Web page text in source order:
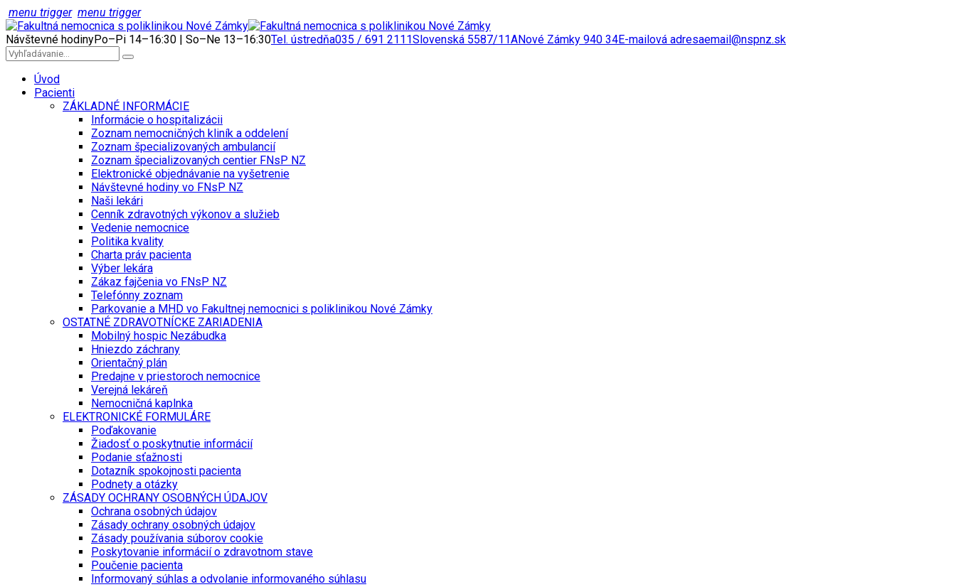
menu trigger menu trigger
Návštevné hodinyPo–Pi 14–16:30 | So–Ne 13–16:30Tel. ústredňa035 / 691 2111Slovenská 5587/11ANové Zámky 940 34E-mailová adresaemail@nspnz.sk
Úvod
Pacienti
ZÁKLADNÉ INFORMÁCIE
Informácie o hospitalizácii
Zoznam nemocničných kliník a oddelení
Zoznam špecializovaných ambulancií
Zoznam špecializovaných centier FNsP NZ
Elektronické objednávanie na vyšetrenie
Návštevné hodiny vo FNsP NZ
Naši lekári
Cenník zdravotných výkonov a služieb
Vedenie nemocnice
Politika kvality
Charta práv pacienta
Výber lekára
Zákaz fajčenia vo FNsP NZ
Telefónny zoznam
Parkovanie a MHD vo Fakultnej nemocnici s poliklinikou Nové Zámky
OSTATNÉ ZDRAVOTNÍCKE ZARIADENIA
Mobilný hospic Nezábudka
Hniezdo záchrany
Orientačný plán
Predajne v priestoroch nemocnice
Verejná lekáreň
Nemocničná kaplnka
ELEKTRONICKÉ FORMULÁRE
Poďakovanie
Žiadosť o poskytnutie informácií
Podanie sťažnosti
Dotazník spokojnosti pacienta
Podnety a otázky
ZÁSADY OCHRANY OSOBNÝCH ÚDAJOV
Ochrana osobných údajov
Zásady ochrany osobných údajov
Zásady používania súborov cookie
Poskytovanie informácií o zdravotnom stave
Poučenie pacienta
Informovaný súhlas a odvolanie informovaného súhlasu